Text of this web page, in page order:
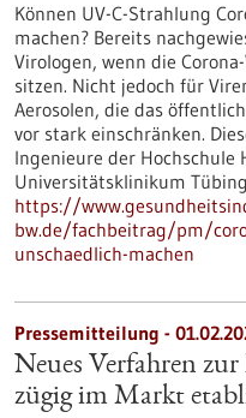
Können UV-C-Strahlung
machen? Bereits
Virologen, wenn die
sitzen. Nicht jedoch für
Aerosolen, die das
vor stark einschränken.
Ingenieure der Hochschule
Universitätsklinikum
https://
bw.de/fachbeitrag/pm/
unschaedlich-machen
Pressemitteilung -
Neues Verfahren
zügig im Markt